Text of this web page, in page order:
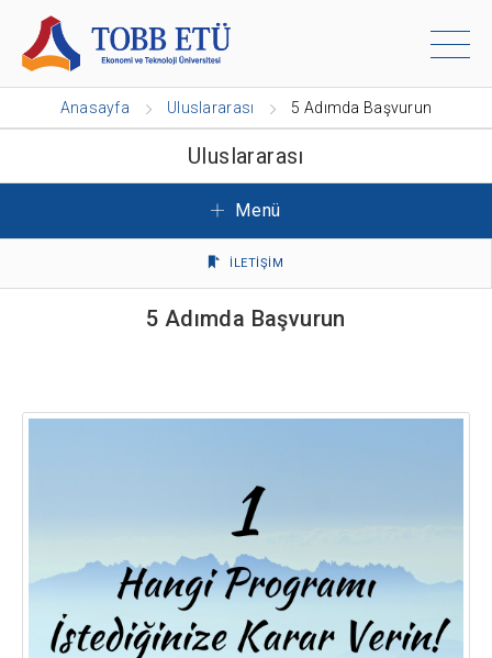
Anasayfa Uluslararası 5 Adımda Başvurun
Uluslararası
Menü
İLETİŞİM
5 Adımda Başvurun